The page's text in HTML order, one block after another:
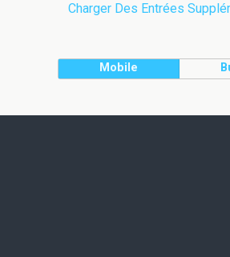
Charger Des Entrées
Mobile